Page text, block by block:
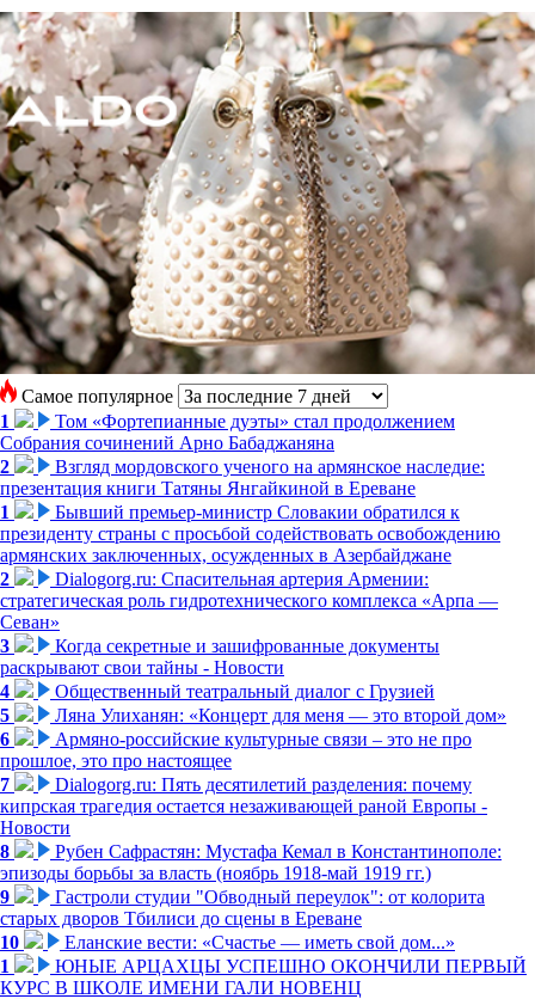
Самое популярное
1
Том «Фортепианные дуэты» стал продолжением
Собрания сочинений Арно Бабаджаняна
2
Взгляд мордовского ученого на армянское наследие:
презентация книги Татяны Янгайкиной в Ереване
1
Бывший премьер-министр Словакии обратился к
президенту страны с просьбой содействовать освобождению
армянских заключенных, осужденных в Азербайджане
2
Dialogorg.ru: Спасительная артерия Армении:
стратегическая роль гидротехнического комплекса «Арпа —
Севан»
3
Когда секретные и зашифрованные документы
раскрывают свои тайны - Новости
4
Общественный театральный диалог с Грузией
5
Ляна Улиханян: «Концерт для меня — это второй дом»
6
Армяно-российские культурные связи – это не про
прошлое, это про настоящее
7
Dialogorg.ru: Пять десятилетий разделения: почему
кипрская трагедия остается незаживающей раной Европы -
Новости
8
Рубен Сафрастян: Мустафа Кемал в Константинополе:
эпизоды борьбы за власть (ноябрь 1918-май 1919 гг.)
9
Гастроли студии "Обводный переулок": от колорита
старых дворов Тбилиси до сцены в Ереване
10
Еланские вести: «Счастье — иметь свой дом...»
1
ЮНЫЕ АРЦАХЦЫ УСПЕШНО ОКОНЧИЛИ ПЕРВЫЙ
КУРС В ШКОЛЕ ИМЕНИ ГАЛИ НОВЕНЦ